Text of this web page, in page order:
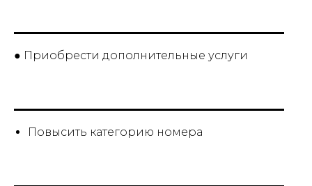
● Приобрести дополнительные услуги
Повысить категорию номера